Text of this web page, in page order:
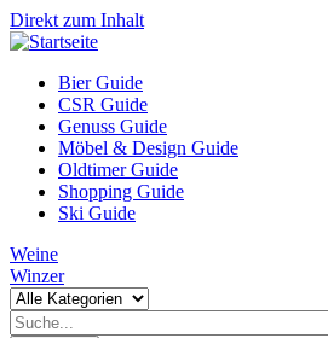
Direkt zum Inhalt
Bier Guide
CSR Guide
Genuss Guide
Möbel & Design Guide
Oldtimer Guide
Shopping Guide
Ski Guide
Weine
Winzer